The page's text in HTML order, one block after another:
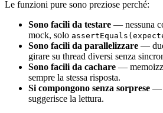
Le funzioni pure sono preziose perché:
Sono facili da testare — nessuna
mock, solo
Sono facili da parallelizzare —
girare su thread diversi senza
Sono facili da cachare —
sempre la stessa risposta.
Si compongono senza sorprese —
suggerisce la lettura.